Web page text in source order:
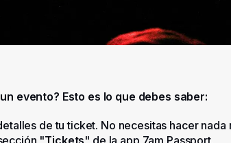
evento? Esto es lo que debes saber:
de tu ticket. No necesitas hacer nada